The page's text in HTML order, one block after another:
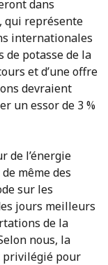
dans
qui représente
internationales
de potasse de la
et d’une offre
devraient
un essor de 3 %
de l’énergie
même des
sur les
jours meilleurs
de la
nous, la
privilégié pour